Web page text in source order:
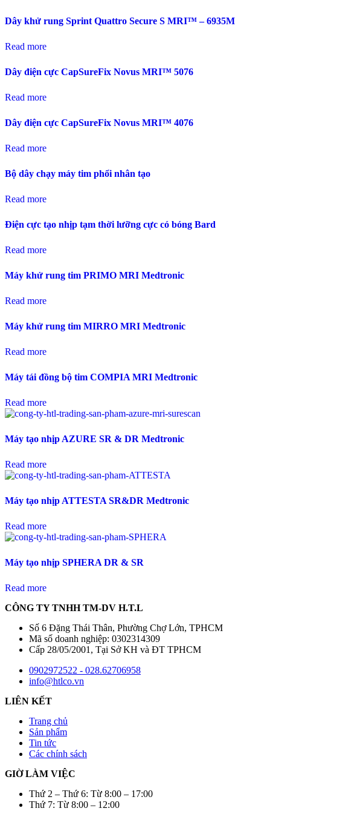
Dây khử rung Sprint Quattro Secure S MRI™ – 6935M
Read more
Dây điện cực CapSureFix Novus MRI™ 5076
Read more
Dây điện cực CapSureFix Novus MRI™ 4076
Read more
Bộ dây chạy máy tim phổi nhân tạo
Read more
Điện cực tạo nhịp tạm thời lưỡng cực có bóng Bard
Read more
Máy khử rung tim PRIMO MRI Medtronic
Read more
Máy khử rung tim MIRRO MRI Medtronic
Read more
Máy tái đồng bộ tim COMPIA MRI Medtronic
Read more
Máy tạo nhịp AZURE SR & DR Medtronic
Read more
Máy tạo nhịp ATTESTA SR&DR Medtronic
Read more
Máy tạo nhịp SPHERA DR & SR
Read more
CÔNG TY TNHH TM-DV H.T.L
Số 6 Đặng Thái Thân, Phường Chợ Lớn, TPHCM
Mã số doanh nghiệp: 0302314309
Cấp 28/05/2001, Tại Sở KH và ĐT TPHCM
0902972522 - 028.62706958
info@htlco.vn
LIÊN KẾT
Trang chủ
Sản phẩm
Tin tức
Các chính sách
GIỜ LÀM VIỆC
Thứ 2 – Thứ 6: Từ 8:00 – 17:00
Thứ 7: Từ 8:00 – 12:00